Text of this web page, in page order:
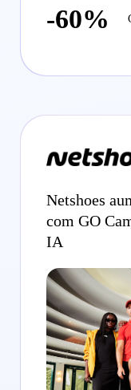
-60%
Netshoes
com GO
IA